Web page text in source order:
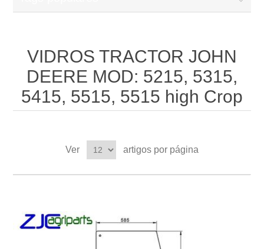
VIDROS TRACTOR JOHN
DEERE MOD: 5215, 5315,
5415, 5515, 5515 high Crop
Ver artigos por página